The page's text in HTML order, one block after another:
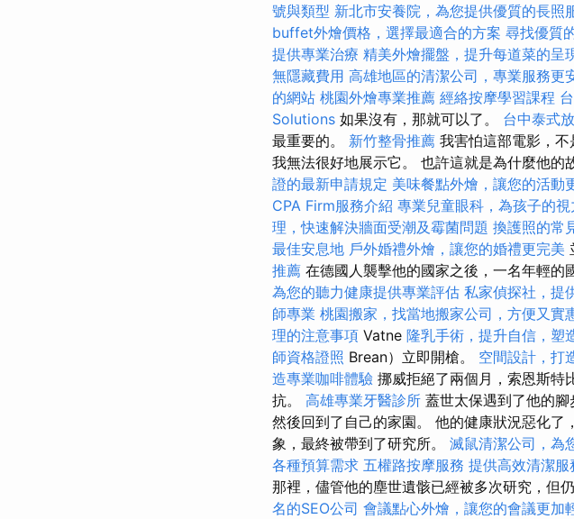
號與類型 新北市安養院，為您提供優質的長照
buffet外燴價格，選擇最適合的方案 尋找優質
提供專業治療 精美外燴擺盤，提升每道菜的呈
無隱藏費用 高雄地區的清潔公司，專業服務更
的網站 桃園外燴專業推薦 經絡按摩學習課程
Solutions 如果沒有，那就可以了。 台中泰式
最重要的。 新竹整骨推薦 我害怕這部電影，
我無法很好地展示它。 也許這就是為什麼他
證的最新申請規定 美味餐點外燴，讓您的活動
CPA Firm服務介紹 專業兒童眼科，為孩子的
理，快速解決牆面受潮及霉菌問題 換護照的常
最佳安息地 戶外婚禮外燴，讓您的婚禮更完美
推薦 在德國人襲擊他的國家之後，一名年輕
為您的聽力健康提供專業評估 私家偵探社，提
師專業 桃園搬家，找當地搬家公司，方便又實
理的注意事項 Vatne 隆乳手術，提升自信，塑
師資格證照 Brean）立即開槍。 空間設計，打
造專業咖啡體驗 挪威拒絕了兩個月，索恩斯特
抗。 高雄專業牙醫診所 蓋世太保遇到了他的腳
然後回到了自己的家園。 他的健康狀況惡化
象，最終被帶到了研究所。 滅鼠清潔公司，為
各種預算需求 五權路按摩服務 提供高效清潔
那裡，儘管他的塵世遺骸已經被多次研究，但
名的SEO公司 會議點心外燴，讓您的會議更加